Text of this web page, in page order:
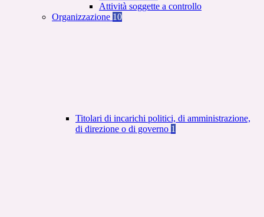
Attività soggette a controllo
Organizzazione 10
Titolari di incarichi politici, di amministrazione,
di direzione o di governo 1